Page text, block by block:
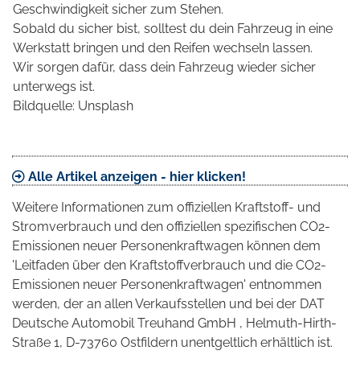
Geschwindigkeit sicher zum Stehen.
Sobald du sicher bist, solltest du dein Fahrzeug in eine
Werkstatt bringen und den Reifen wechseln lassen.
Wir sorgen dafür, dass dein Fahrzeug wieder sicher
unterwegs ist.
Bildquelle: Unsplash
Alle Artikel anzeigen - hier klicken!
Weitere Informationen zum offiziellen Kraftstoff- und
Stromverbrauch und den offiziellen spezifischen CO2-
Emissionen neuer Personenkraftwagen können dem
'Leitfaden über den Kraftstoffverbrauch und die CO2-
Emissionen neuer Personenkraftwagen' entnommen
werden, der an allen Verkaufsstellen und bei der DAT
Deutsche Automobil Treuhand GmbH , Helmuth-Hirth-
Straße 1, D-73760 Ostfildern unentgeltlich erhältlich ist.